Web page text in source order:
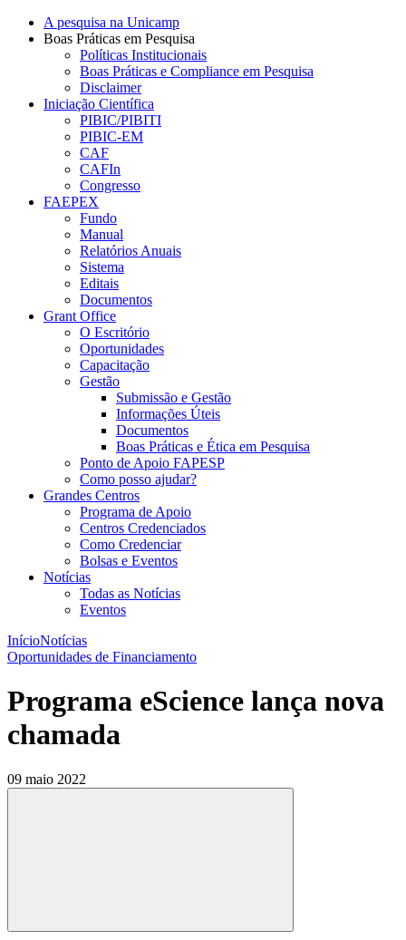
A pesquisa na Unicamp
Boas Práticas em Pesquisa
Políticas Institucionais
Boas Práticas e Compliance em Pesquisa
Disclaimer
Iniciação Científica
PIBIC/PIBITI
PIBIC-EM
CAF
CAFIn
Congresso
FAEPEX
Fundo
Manual
Relatórios Anuais
Sistema
Editais
Documentos
Grant Office
O Escritório
Oportunidades
Capacitação
Gestão
Submissão e Gestão
Informações Úteis
Documentos
Boas Práticas e Ética em Pesquisa
Ponto de Apoio FAPESP
Como posso ajudar?
Grandes Centros
Programa de Apoio
Centros Credenciados
Como Credenciar
Bolsas e Eventos
Notícias
Todas as Notícias
Eventos
InícioNotícias
Oportunidades de Financiamento
Programa eScience lança nova
chamada
09 maio 2022
Compartilhar